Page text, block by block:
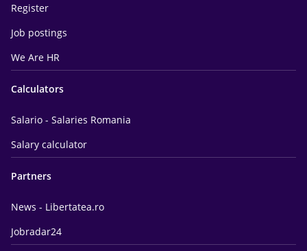
Register
Job postings
We Are HR
Calculators
Salario - Salaries Romania
Salary calculator
Partners
News - Libertatea.ro
Jobradar24